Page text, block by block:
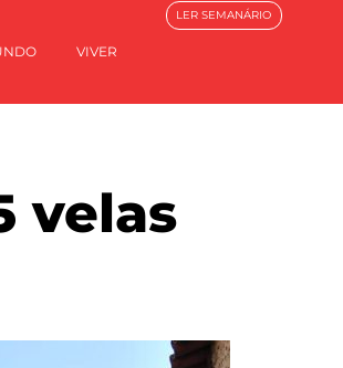
VIVER
LER SEMANÁRIO
velas